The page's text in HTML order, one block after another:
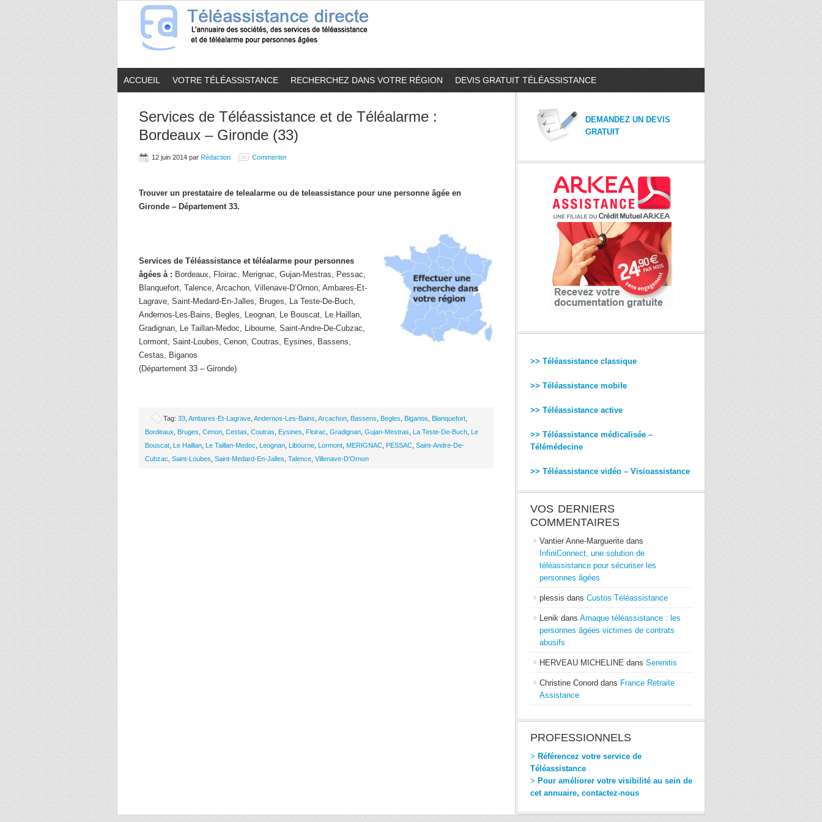
ACCUEIL VOTRE TÉLÉASSISTANCE RECHERCHEZ DANS VOTRE RÉGION DEVIS GRATUIT TÉLÉASSISTANCE
Services de Téléassistance et de Téléalarme :
Bordeaux – Gironde (33)
12 juin 2014 par Rédaction Commenter
Trouver un prestataire de telealarme ou de teleassistance pour une personne âgée en
Gironde – Département 33.
Services de Téléassistance et téléalarme pour personnes
âgées à : Bordeaux, Floirac, Merignac, Gujan-Mestras, Pessac,
Blanquefort, Talence, Arcachon, Villenave-D’Ornon, Ambares-Et-
Lagrave, Saint-Medard-En-Jalles, Bruges, La Teste-De-Buch,
Andernos-Les-Bains, Begles, Leognan, Le Bouscat, Le Haillan,
Gradignan, Le Taillan-Medoc, Libourne, Saint-Andre-De-Cubzac,
Lormont, Saint-Loubes, Cenon, Coutras, Eysines, Bassens,
Cestas, Biganos
(Département 33 – Gironde)
Tag: 33 Ambares-Et-Lagrave Andernos-Les-Bains Arcachon Bassens Begles Biganos Blanquefort
Bordeaux
Bruges Cenon Cestas Coutras Eysines Floirac Gradignan Gujan-Mestras La Teste-De-Buch Le
Bouscat Le Haillan Le Taillan-Medoc Leognan Libourne Lormont MERIGNAC PESSAC Saint-Andre-De-
Cubzac Saint-Loubes Saint-Medard-En-Jalles Talence Villenave-D'Ornon
DEMANDEZ UN DEVIS
GRATUIT
>> Téléassistance classique
>> Téléassistance mobile
>> Téléassistance active
>> Téléassistance médicalisée –
Télémédecine
>> Téléassistance vidéo – Visioassistance
VOS DERNIERS
COMMENTAIRES
Vantier Anne-Marguerite dans
InfiniConnect, une solution de
téléassistance pour sécuriser les
personnes âgées
plessis dans Custos Téléassistance
Lenik dans Arnaque téléassistance : les
personnes âgées victimes de contrats
abusifs
HERVEAU MICHELINE dans Serenitis
Christine Conord dans France Retraite
Assistance
PROFESSIONNELS
> Référencez votre service de
Téléassistance
> Pour améliorer votre visibilité au sein de
cet annuaire, contactez-nous